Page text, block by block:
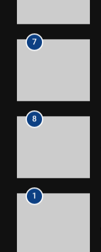
7
8
1